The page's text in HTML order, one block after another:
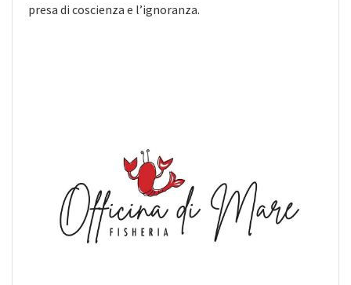
presa di coscienza e l’ignoranza.